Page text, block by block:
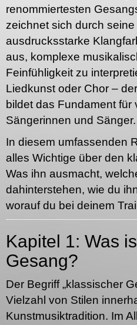
renommiertesten
zeichnet sich durch
ausdrucksstarke
aus, komplexe
Feinfühligkeit zu
Liedkunst oder Chor –
bildet das Fundament für
Sängerinnen und Sänger.
In diesem umfassenden
alles Wichtige über den
Was ihn ausmacht,
dahinterstehen, wie du
worauf du bei deinem
Kapitel 1: Was
Gesang?
Der Begriff „klassischer
Vielzahl von Stilen
Kunstmusiktradition. Im